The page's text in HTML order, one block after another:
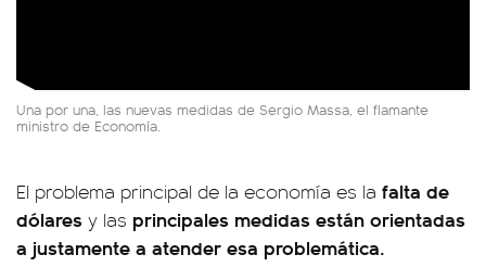
Una por una, las nuevas medidas de Sergio Massa, el flamante
ministro de Economía.
El problema principal de la economía es la falta de
dólares y las principales medidas están orientadas
a justamente a atender esa problemática.